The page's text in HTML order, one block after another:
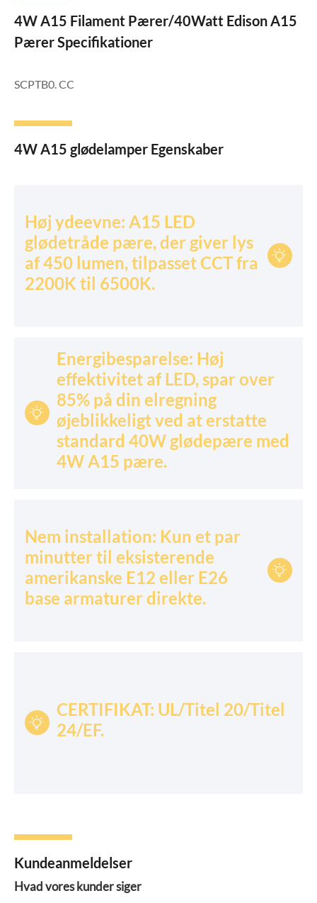
4W A15 Filament Pærer/40Watt Edison A15
Pærer Specifikationer
SCPTB0. CC
4W A15 glødelamper Egenskaber

Høj ydeevne: A15 LED
glødetråde pære, der giver lys
af 450 lumen, tilpasset CCT fra
2200K til 6500K.

Energibesparelse: Høj
effektivitet af LED, spar over
85% på din elregning
øjeblikkeligt ved at erstatte
standard 40W glødepære med
4W A15 pære.

Nem installation: Kun et par
minutter til eksisterende
amerikanske E12 eller E26
base armaturer direkte.

CERTIFIKAT: UL/Titel 20/Titel
24/EF.
Kundeanmeldelser
Hvad vores kunder siger